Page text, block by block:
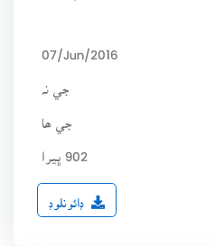
07/Jun/2016
جي ھا
902 ڀيرا
ڊائونلوڊ